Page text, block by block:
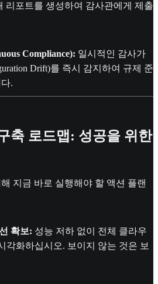
리포트를 생성하여 감사관에게 제출
Compliance): 일시적인 감사가
Drift)를 즉시 감지하여 규제 준
.
축 로드맵: 성공을 위한
지금 바로 실행해야 할 액션 플랜
확보: 성능 저하 없이 전체 클라우
각화하십시오. 보이지 않는 것은 보